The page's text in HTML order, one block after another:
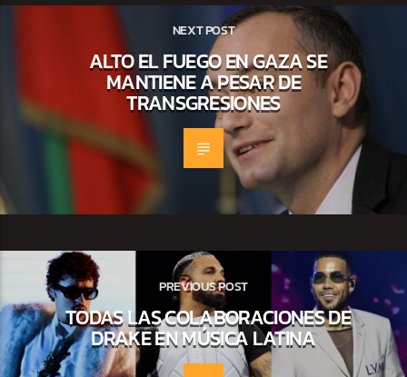
NEXT POST
ALTO EL FUEGO EN GAZA SE
MANTIENE A PESAR DE
TRANSGRESIONES
PREVIOUS POST
TODAS LAS COLABORACIONES DE
DRAKE EN MÚSICA LATINA